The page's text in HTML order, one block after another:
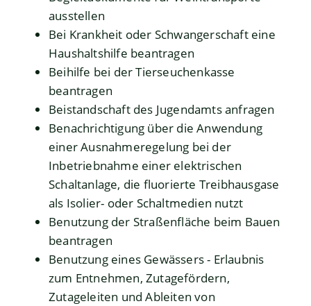
ausstellen
Bei Krankheit oder Schwangerschaft eine
Haushaltshilfe beantragen
Beihilfe bei der Tierseuchenkasse
beantragen
Beistandschaft des Jugendamts anfragen
Benachrichtigung über die Anwendung
einer Ausnahmeregelung bei der
Inbetriebnahme einer elektrischen
Schaltanlage, die fluorierte Treibhausgase
als Isolier- oder Schaltmedien nutzt
Benutzung der Straßenfläche beim Bauen
beantragen
Benutzung eines Gewässers - Erlaubnis
zum Entnehmen, Zutagefördern,
Zutageleiten und Ableiten von